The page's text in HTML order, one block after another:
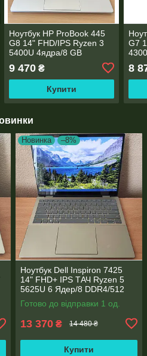
Ноутбук HP ProBook 445
G8 14" FHD/IPS Ryzen 3
5400U 4ядра/8 GB
M.2/AMD Radeon RX Vega
6/WebCam
9 470₴
Купити
G7
M.2/
5/
8
Новинка –8%
Ноутбук Dell Inspiron 7425
14" FHD+ IPS TАЧ Ryzen 5
5625U 6 Ядер/8 DDR4/512
SSD M.2/Radeon RX Vega
7/Type-C PD
Готово до відправки 1 од.
13 370 ₴ 14 480 ₴
Купити